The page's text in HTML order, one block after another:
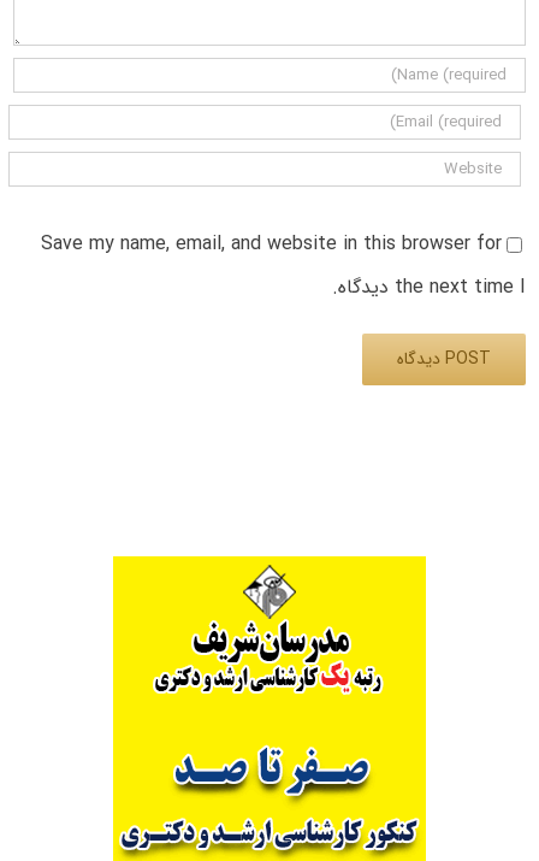
Save my name, email, and website in this browser for
the next time I دیدگاه.